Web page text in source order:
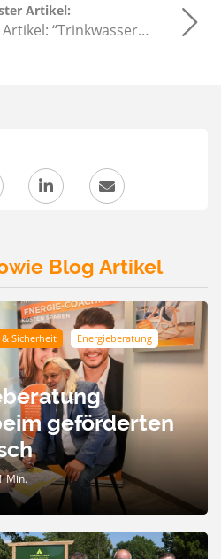
Artikel:
“Trinkwasser…
Blog Artikel
& Sicherheit Energieberatung
geförderten
Min.